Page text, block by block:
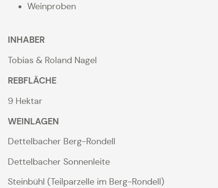
Weinproben
INHABER
Tobias & Roland Nagel
REBFLÄCHE
9 Hektar
WEINLAGEN
Dettelbacher Berg-Rondell
Dettelbacher Sonnenleite
Steinbühl (Teilparzelle im Berg-Rondell)